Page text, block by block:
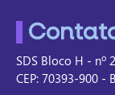
SDS Bloco H - nº
CEP: 70393-900 -